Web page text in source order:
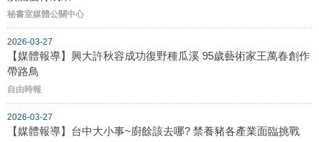
秘書室媒體公關中心
2026-03-27
【媒體報導】興大許秋容成功復野種瓜溪 95歲藝術家王萬春創作
帶路鳥
自由時報
2026-03-27
【媒體報導】台中大小事~廚餘該去哪? 禁養豬各產業面臨挑戰